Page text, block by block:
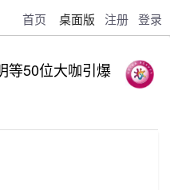
首页 桌面版 注册 登录
等50位大咖引爆